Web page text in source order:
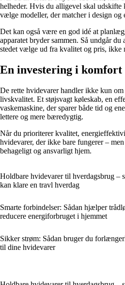
helheder. Hvis du alligevel skal udskifte
vælge modeller, der matcher i design og
Det kan også være en god idé at
apparatet bryder sammen. Så undgår
stedet vælge ud fra kvalitet og pris, ikke
En investering i
De rette hvidevarer handler ikke kun
livskvalitet. Et støjsvagt køleskab, en
vaskemaskine, der sparer både tid og
lettere og mere bæredygtig.
Når du prioriterer kvalitet,
hvidevarer, der ikke bare fungerer –
behageligt og ansvarligt hjem.
Holdbare hvidevarer til hverdagsbrug –
kan klare en travl hverdag
Smarte forbindelser: Sådan hjælper
reducere energiforbruget i hjemmet
Sikker strøm: Sådan bruger du
til dine hvidevarer